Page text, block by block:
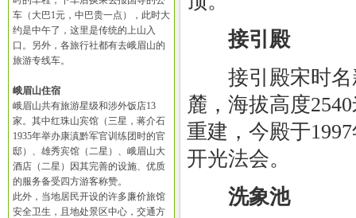
车（大巴1元，中巴贵一点），此时大
约是中午了，这里是传统的上山入
口。另外，各旅行社都有去峨眉山的
旅游专线车。
峨眉山住宿
峨眉山共有旅游星级和涉外饭店13
家。其中红珠山宾馆（三星，蒋介石
1935年举办康滇黔军官训练团时的官
邸）、雄秀宾馆（二星）、峨眉山大
酒店（二星）因其完善的设施、优质
的服务备受四方游客称赞。
此外，当地居民开设的许多廉价旅馆
安全卫生，且地处景区中心，交通方
接引殿
接引殿宋时名
麓，海拔高度
重建，今殿于
开光法会。
洗象池